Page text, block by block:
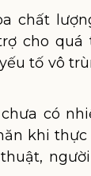
chất
cho quá
tố vô
có
khi